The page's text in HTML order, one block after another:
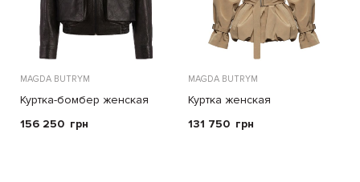
MAGDA BUTRYM
Куртка-бомбер женская
156 250 грн
MAGDA BUTRYM
Куртка женская
131 750 грн